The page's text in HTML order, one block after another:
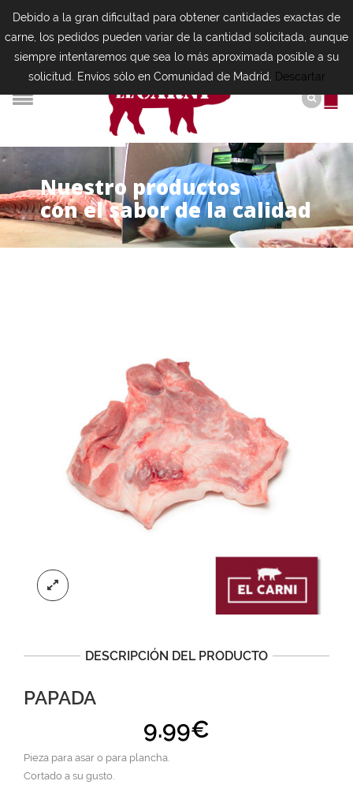
Nuestro productos
con el sabor de la calidad
DESCRIPCIÓN DEL PRODUCTO
PAPADA
9.99€
Pieza para asar o para plancha.
Cortado a su gusto.
Debido a la gran dificultad para obtener cantidades exactas de
carne, los pedidos pueden variar de la cantidad solicitada, aunque
siempre intentaremos que sea lo más aproximada posible a su
solicitud. Envíos sólo en Comunidad de Madrid.
Descartar